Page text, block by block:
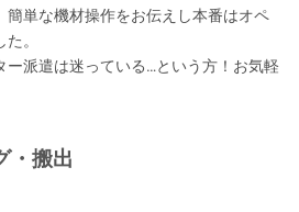
簡単な機材操作をお伝えし本番はオペ
。
ー派遣は迷っている…という方！お気軽
・搬出